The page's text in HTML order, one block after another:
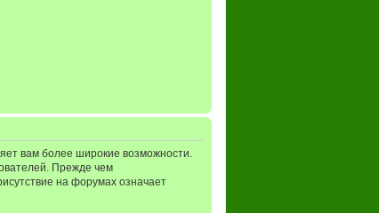
вам более широкие возможности.
Прежде чем
на форумах означает